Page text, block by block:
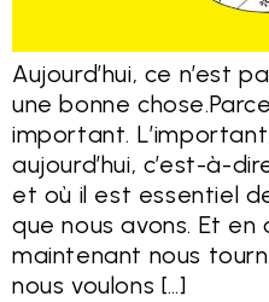
Aujourd’hui, ce n’est
une bonne
important.
aujourd’hui, c’est-à-
et où il est essentiel
que nous avons. Et en
maintenant nous
nous voulons […]